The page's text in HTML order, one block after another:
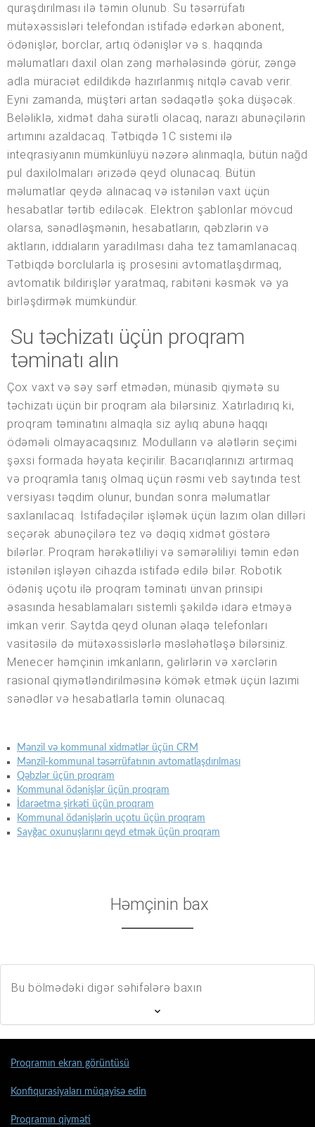
quraşdırılması ilə təmin olunub. Su təsərrüfatı
mütəxəssisləri telefondan istifadə edərkən abonent,
ödənişlər, borclar, artıq ödənişlər və s. haqqında
məlumatları daxil olan zəng mərhələsində görür, zəngə
adla müraciət edildikdə hazırlanmış nitqlə cavab verir.
Eyni zamanda, müştəri artan sədaqətlə şoka düşəcək.
Beləliklə, xidmət daha sürətli olacaq, narazı abunəçilərin
artımını azaldacaq. Tətbiqdə 1C sistemi ilə
inteqrasiyanın mümkünlüyü nəzərə alınmaqla, bütün nağd
pul daxilolmaları ərizədə qeyd olunacaq. Bütün
məlumatlar qeydə alınacaq və istənilən vaxt üçün
hesabatlar tərtib ediləcək. Elektron şablonlar mövcud
olarsa, sənədləşmənin, hesabatların, qəbzlərin və
aktların, iddiaların yaradılması daha tez tamamlanacaq.
Tətbiqdə borclularla iş prosesini avtomatlaşdırmaq,
avtomatik bildirişlər yaratmaq, rabitəni kəsmək və ya
birləşdirmək mümkündür.
Su təchizatı üçün proqram
təminatı alın
Çox vaxt və səy sərf etmədən, münasib qiymətə su
təchizatı üçün bir proqram ala bilərsiniz. Xatırladırıq ki,
proqram təminatını almaqla siz aylıq abunə haqqı
ödəməli olmayacaqsınız. Modulların və alətlərin seçimi
şəxsi formada həyata keçirilir. Bacarıqlarınızı artırmaq
və proqramla tanış olmaq üçün rəsmi veb saytında test
versiyası təqdim olunur, bundan sonra məlumatlar
saxlanılacaq. İstifadəçilər işləmək üçün lazım olan dilləri
seçərək abunəçilərə tez və dəqiq xidmət göstərə
bilərlər. Proqram hərəkətliliyi və səmərəliliyi təmin edən
istənilən işləyən cihazda istifadə edilə bilər. Robotik
ödəniş uçotu ilə proqram təminatı ünvan prinsipi
əsasında hesablamaları sistemli şəkildə idarə etməyə
imkan verir. Saytda qeyd olunan əlaqə telefonları
vasitəsilə də mütəxəssislərlə məsləhətləşə bilərsiniz.
Menecer həmçinin imkanların, gəlirlərin və xərclərin
rasional qiymətləndirilməsinə kömək etmək üçün lazımi
sənədlər və hesabatlarla təmin olunacaq.
Mənzil və kommunal xidmətlər üçün CRM
Mənzil-kommunal təsərrüfatının avtomatlaşdırılması
Qəbzlər üçün proqram
Kommunal ödənişlər üçün proqram
İdarəetmə şirkəti üçün proqram
Kommunal ödənişlərin uçotu üçün proqram
Sayğac oxunuşlarını qeyd etmək üçün proqram
Həmçinin bax
Bu bölmədəki digər səhifələrə baxın
Proqramın ekran görüntüsü
Konfiqurasiyaları müqayisə edin
Proqramın qiyməti